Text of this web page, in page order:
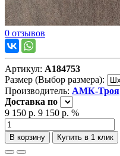
0 отзывов
Артикул: А184753
Размер (Выбор размера):
Производитель: АМК-Троя
Доставка по
9 150 р. 9 150 р. %
В корзину Купить в 1 клик